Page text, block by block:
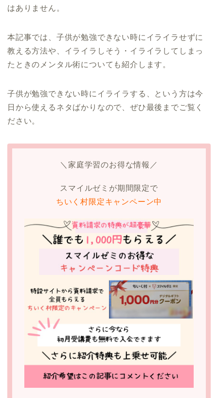
はありません。
本記事では、子供が勉強できない時にイライラせずに
教える方法や、イライラしそう・イライラしてしまっ
たときのメンタル術についても紹介します。
子供が勉強できない時にイライラする、という方は今
日から使えるネタばかりなので、ぜひ最後までご覧く
ださい。
＼家庭学習のお得な情報／
スマイルゼミが期間限定で
ちいく村限定キャンペーン中